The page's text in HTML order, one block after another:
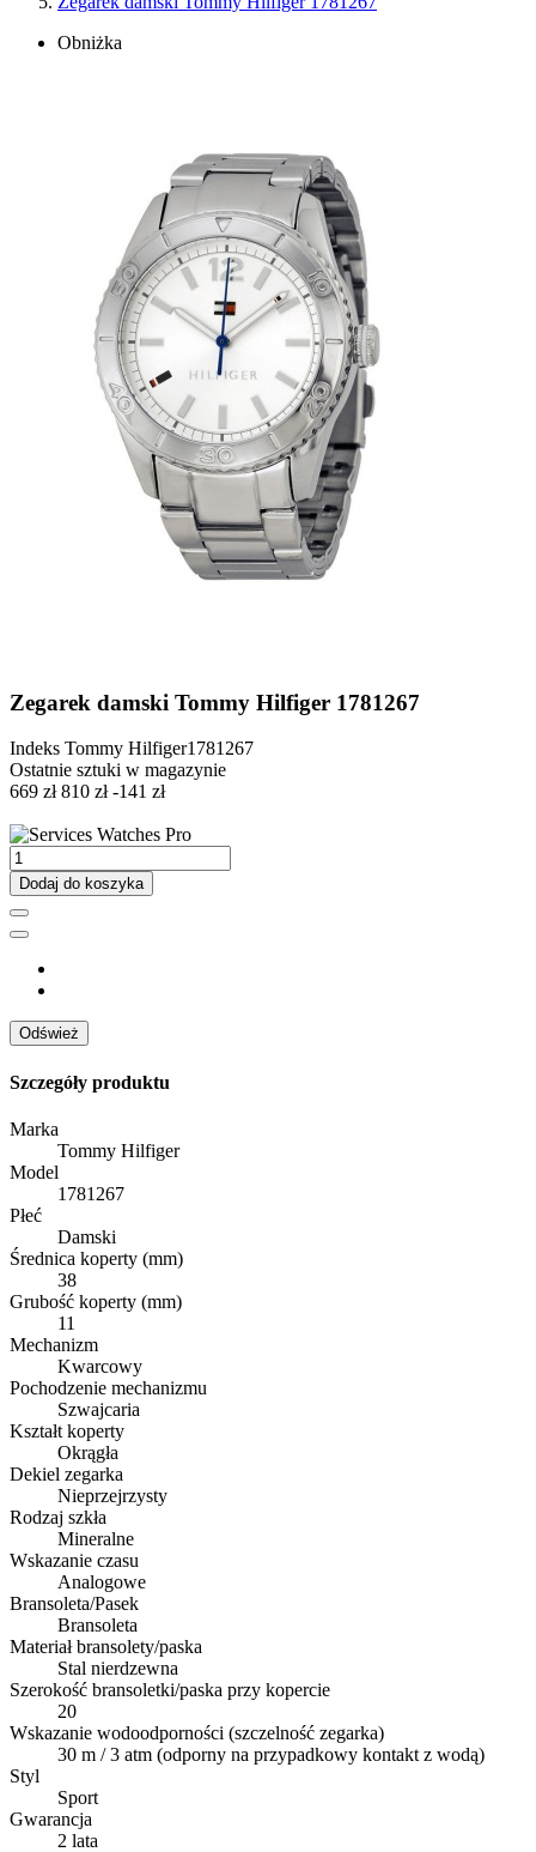
Obniżka
Zegarek damski Tommy Hilfiger 1781267
Indeks Tommy Hilfiger1781267
Ostatnie sztuki w magazynie
669 zł 810 zł -141 zł
Dodaj do koszyka
Szczegóły produktu
Marka
Tommy Hilfiger
Model
1781267
Płeć
Damski
Średnica koperty (mm)
38
Grubość koperty (mm)
11
Mechanizm
Kwarcowy
Pochodzenie mechanizmu
Szwajcaria
Kształt koperty
Okrągła
Dekiel zegarka
Nieprzejrzysty
Rodzaj szkła
Mineralne
Wskazanie czasu
Analogowe
Bransoleta/Pasek
Bransoleta
Materiał bransolety/paska
Stal nierdzewna
Szerokość bransoletki/paska przy kopercie
20
Wskazanie wodoodporności (szczelność zegarka)
30 m / 3 atm (odporny na przypadkowy kontakt z wodą)
Styl
Sport
Gwarancja
2 lata